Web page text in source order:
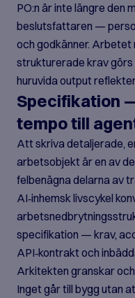
PO:n är inte längre den
beslutsfattaren —
och godkänner. Arbetet
strukturerade krav görs
huruvida output
Specifikation
tempo till
Att skriva detaljerade,
arbetsobjekt är en av
felbenägna delarna av
AI‑inhemsk livscykel
specifikation — krav,
API‑kontrakt och
Arkitekten granskar
Inget går till bygg utan